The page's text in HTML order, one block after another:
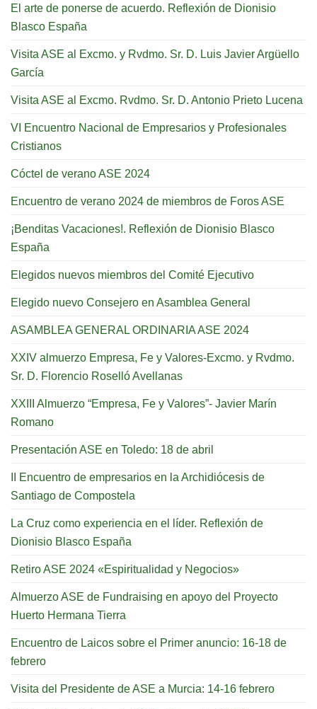
El arte de ponerse de acuerdo. Reflexión de Dionisio
Blasco España
Visita ASE al Excmo. y Rvdmo. Sr. D. Luis Javier Argüello
García
Visita ASE al Excmo. Rvdmo. Sr. D. Antonio Prieto Lucena
VI Encuentro Nacional de Empresarios y Profesionales
Cristianos
Cóctel de verano ASE 2024
Encuentro de verano 2024 de miembros de Foros ASE
¡Benditas Vacaciones!. Reflexión de Dionisio Blasco
España
Elegidos nuevos miembros del Comité Ejecutivo
Elegido nuevo Consejero en Asamblea General
ASAMBLEA GENERAL ORDINARIA ASE 2024
XXIV almuerzo Empresa, Fe y Valores-Excmo. y Rvdmo.
Sr. D. Florencio Roselló Avellanas
XXIII Almuerzo “Empresa, Fe y Valores”- Javier Marín
Romano
Presentación ASE en Toledo: 18 de abril
II Encuentro de empresarios en la Archidiócesis de
Santiago de Compostela
La Cruz como experiencia en el líder. Reflexión de
Dionisio Blasco España
Retiro ASE 2024 «Espiritualidad y Negocios»
Almuerzo ASE de Fundraising en apoyo del Proyecto
Huerto Hermana Tierra
Encuentro de Laicos sobre el Primer anuncio: 16-18 de
febrero
Visita del Presidente de ASE a Murcia: 14-16 febrero